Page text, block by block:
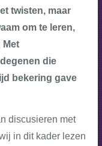
twisten, maar
om te leren,
Met
die
bekering gave
discusieren met
in dit kader lezen